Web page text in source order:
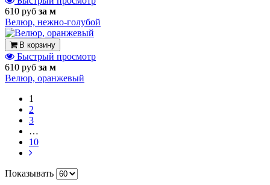
610 руб за м
Велюр, нежно-голубой
В корзину
Быстрый просмотр
610 руб за м
Велюр, оранжевый
1
2
3
…
10
Показывать